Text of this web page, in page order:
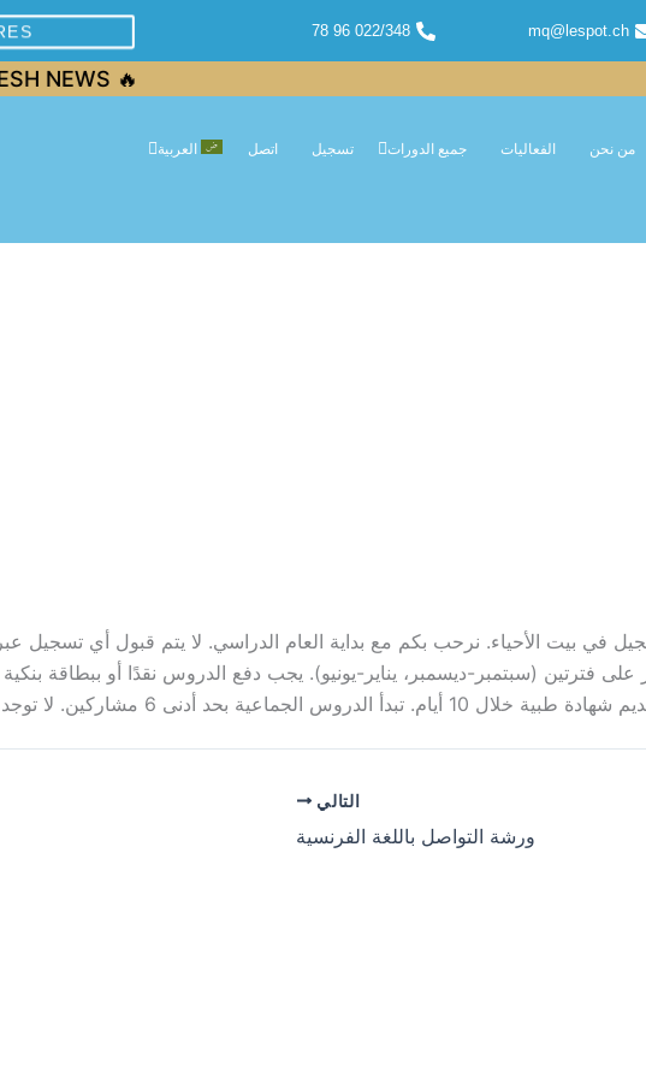
mq@lespot.ch
022/348 96 78
🔥 FRESH NEWS — FRESH NEWS — FRESH NEWS — FRESH NEWS 🔥
من نحن الفعاليات جميع الدورات تسجيل اتصل العربية
في بيت الأحياء. نرحب بكم مع بداية العام الدراسي. لا يتم قبول أي تسجيل
على فترتين (سبتمبر-ديسمبر، يناير-يونيو). يجب دفع الدروس نقدًا أو ببطاقة
لا توجد دروس خلال العطلات المدرسية.
التالي
ورشة التواصل باللغة الفرنسية